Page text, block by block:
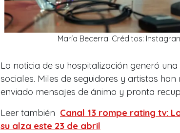
María Becerra. Créditos:
La noticia de su hospitalización generó
sociales. Miles de seguidores y artistas
enviado mensajes de ánimo y pronta
Leer también Canal 13 rompe rating tv:
su alza este 23 de abril